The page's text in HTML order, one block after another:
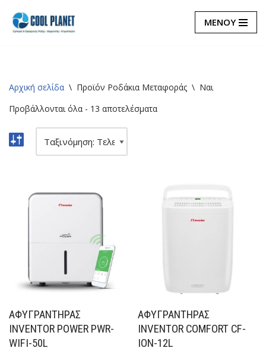
Μεταπηδήστε
ΜΕΝΟΥ
Αρχική σελίδα \ Προϊόν Ροδάκια Μεταφοράς \ Ναι
Προβάλλονται όλα - 13 αποτελέσματα
ΑΦΥΓΡΑΝΤΗΡΑΣ
INVENTOR POWER PWR-
WIFI-50L
ΑΦΥΓΡΑΝΤΉΡΑΣ
INVENTOR COMFORT CF-
ION-12L